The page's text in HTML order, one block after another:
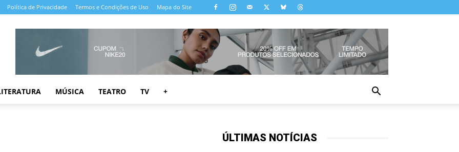
Política de Privacidade Termos e Condições de Uso Mapa do Site
MÚSICA TEATRO TV +
ÚLTIMAS NOTÍCIAS